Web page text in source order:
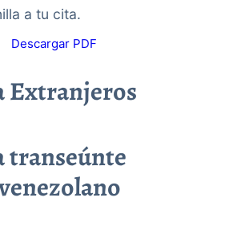
a tu cita.
Descargar PDF
Extranjeros
transeúnte